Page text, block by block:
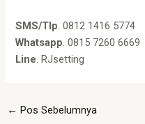
SMS/Tlp. 0812 1416 5774
Whatsapp. 0815 7260 6669
Line. RJsetting
← Pos Sebelumnya